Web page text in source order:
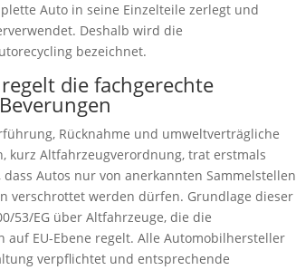
Auto in seine Einzelteile zerlegt und
Deshalb wird die
bezeichnet.
die fachgerechte
Rücknahme und umweltverträgliche
kurz Altfahrzeugverordnung, trat erstmals
Autos nur von anerkannten Sammelstellen
verschrottet werden dürfen. Grundlage dieser
53/EG über Altfahrzeuge, die die
auf EU-Ebene regelt. Alle Automobilhersteller
verpflichtet und entsprechende